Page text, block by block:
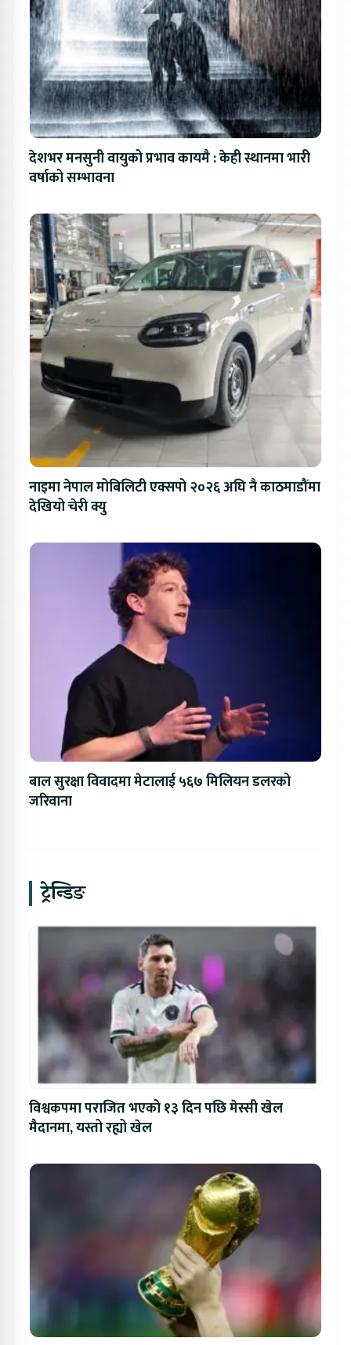
देशभर मनसुनी वायुको प्रभाव कायमै : केही स्थानमा भारी
वर्षाको सम्भावना
नाइमा नेपाल मोबिलिटी एक्सपो २०२६ अघि नै काठमाडौंमा
देखियो चेरी क्यु
बाल सुरक्षा विवादमा मेटालाई ५६७ मिलियन डलरको
जरिवाना
ट्रेन्डिङ
विश्वकपमा पराजित भएको १३ दिन पछि मेस्सी खेल
मैदानमा, यस्तो रह्यो खेल